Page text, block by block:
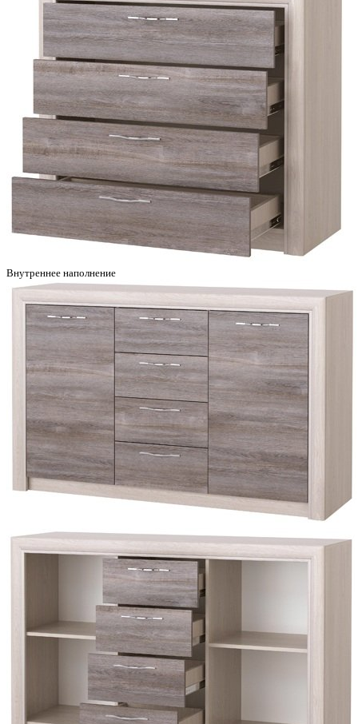
Внутреннее наполнение